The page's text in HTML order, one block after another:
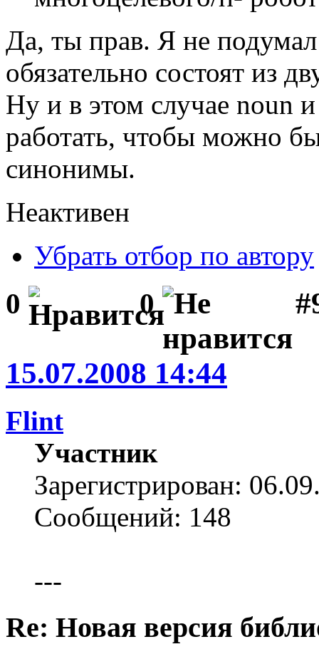
Да, ты прав. Я не
обязательно состоят из
Ну и в этом случае noun
работать, чтобы можно
синонимы.
Неактивен
Убрать отбор по автору
0 0
15.07.2008 14:44
Flint
Участник
Зарегистрирован:
Сообщений: 148
---
Re: Новая версия